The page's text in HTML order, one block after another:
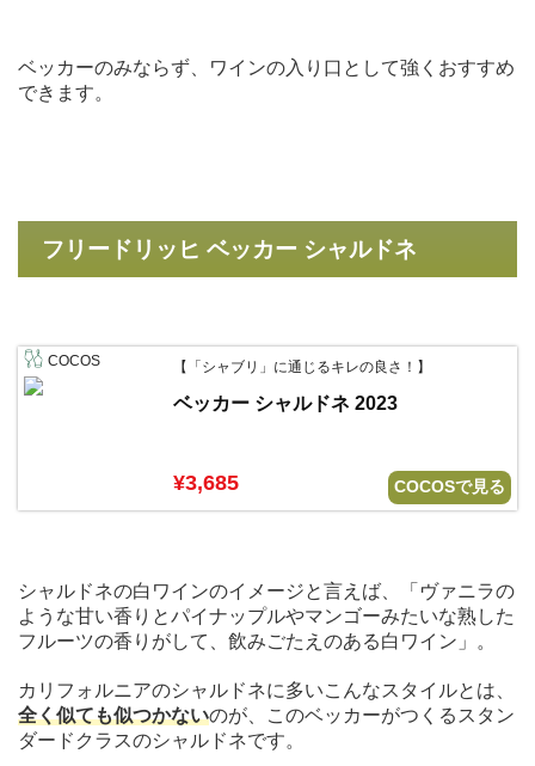
ベッカーのみならず、ワインの入り口として強くおすすめ
できます。
フリードリッヒ ベッカー シャルドネ
COCOS 【「シャブリ」に通じるキレの良さ！】
ベッカー シャルドネ 2023
¥3,685 COCOSで見る
シャルドネの白ワインのイメージと言えば、「ヴァニラの
ような甘い香りとパイナップルやマンゴーみたいな熟した
フルーツの香りがして、飲みごたえのある白ワイン」。
カリフォルニアのシャルドネに多いこんなスタイルとは、
全く似ても似つかないのが、このベッカーがつくるスタン
ダードクラスのシャルドネです。